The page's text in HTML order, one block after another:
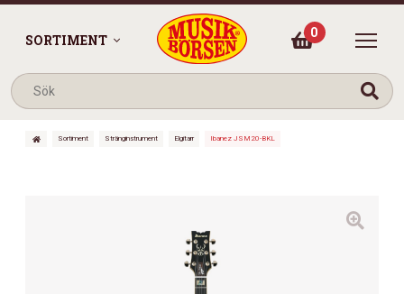
SORTIMENT 0
Sortiment Stränginstrument Elgitarr Ibanez JSM20-BKL